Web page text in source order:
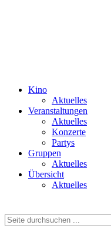
Kino
Aktuelles
Veranstaltungen
Aktuelles
Konzerte
Partys
Gruppen
Aktuelles
Übersicht
Aktuelles